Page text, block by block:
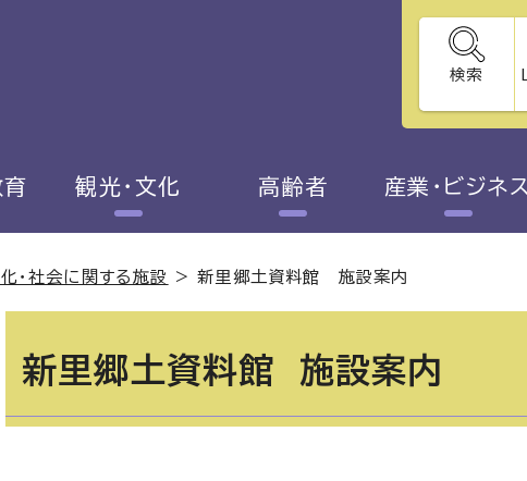
検索
育 観光・文化 高齢者 産業・ビジネス
・社会に関する施設 >新里郷土資料館 施設案内
新里郷土資料館 施設案内